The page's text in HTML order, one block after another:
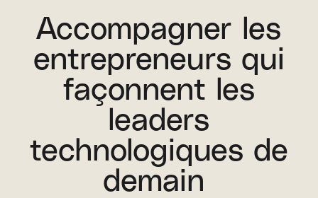
Accompagner les
entrepreneurs qui
façonnent les
leaders
technologiques de
demain